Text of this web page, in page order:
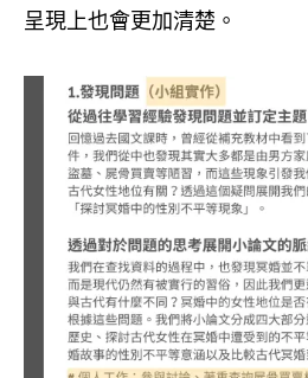
呈現上也會更加清楚。